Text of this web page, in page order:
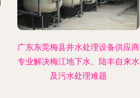
广东东莞梅县井水处理设备供应商
专业解决梅江地下水、陆丰自来水
及污水处理难题